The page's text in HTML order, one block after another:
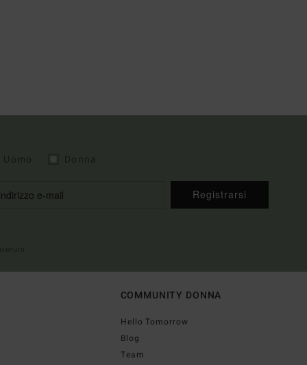
Registrarsi
COMMUNITY DONNA
Hello Tomorrow
Blog
Team